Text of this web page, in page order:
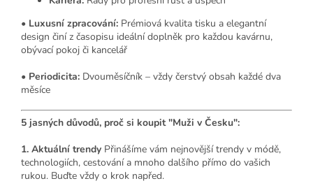
• Luxusní zpracování: Prémiová kvalita tisku a elegantní
design činí z časopisu ideální doplněk pro každou kavárnu,
obývací pokoj či kancelář
• Periodicita: Dvouměsíčník – vždy čerstvý obsah každé dva
měsíce
5 jasných důvodů, proč si koupit "Muži v Česku":
1. Aktuální trendy Přinášíme vám nejnovější trendy v módě,
technologiích, cestování a mnoho dalšího přímo do vašich
rukou. Buďte vždy o krok napřed.